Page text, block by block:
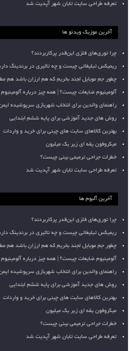
تعرفه طراحی سایت تابان شهر آپدیت شد
آخرین موزیک ویدئو ها
چرا توری‌های فلزی این‌قدر پرکاربردند؟
ریمیکس تبلیغاتی چیست و چه تاثیری در برندینگ
چطور جم موبایل لجند بخریم که هم ارزان باشد هم
آلومینیوم ضایعات چیست؟ | همه چیز درباره
راهنمای والدین برای انتخاب شهربازی سرپوشیده
روش های جدید آموزشی برای پایه ششم ابتدایی
بهترین کالاهای سایت های چینی برای خرید و واردات
میکروفون یقه ای زیر یک میلیون
خطرات جراحی ترمیمی بینی چیست؟
تعرفه طراحی سایت تابان شهر آپدیت شد
آخرین آلبوم ها
چرا توری‌های فلزی این‌قدر پرکاربردند؟
ریمیکس تبلیغاتی چیست و چه تاثیری در برندینگ
چطور جم موبایل لجند بخریم که هم ارزان باشد هم
آلومینیوم ضایعات چیست؟ | همه چیز درباره
راهنمای والدین برای انتخاب شهربازی سرپوشیده
روش های جدید آموزشی برای پایه ششم ابتدایی
بهترین کالاهای سایت های چینی برای خرید و واردات
میکروفون یقه ای زیر یک میلیون
خطرات جراحی ترمیمی بینی چیست؟
تعرفه طراحی سایت تابان شهر آپدیت شد